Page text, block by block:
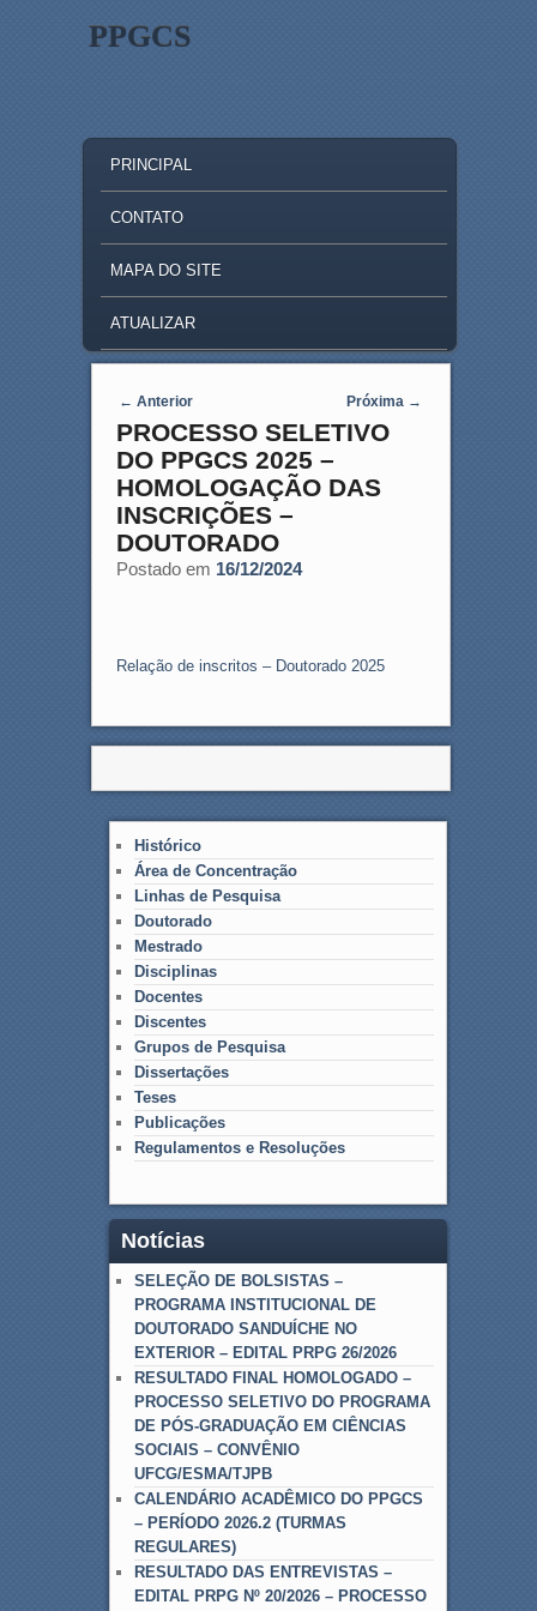
PPGCS
SKIP TO PRIMARY CONTENT
SKIP TO SECONDARY CONTENT
PRINCIPAL
CONTATO
MAPA DO SITE
ATUALIZAR
Post navigation
← Anterior Próxima →
PROCESSO SELETIVO
DO PPGCS 2025 –
HOMOLOGAÇÃO DAS
INSCRIÇÕES –
DOUTORADO
Postado em 16/12/2024
Relação de inscritos – Doutorado 2025
Histórico
Área de Concentração
Linhas de Pesquisa
Doutorado
Mestrado
Disciplinas
Docentes
Discentes
Grupos de Pesquisa
Dissertações
Teses
Publicações
Regulamentos e Resoluções
Notícias
SELEÇÃO DE BOLSISTAS –
PROGRAMA INSTITUCIONAL DE
DOUTORADO SANDUÍCHE NO
EXTERIOR – EDITAL PRPG 26/2026
RESULTADO FINAL HOMOLOGADO –
PROCESSO SELETIVO DO PROGRAMA
DE PÓS-GRADUAÇÃO EM CIÊNCIAS
SOCIAIS – CONVÊNIO
UFCG/ESMA/TJPB
CALENDÁRIO ACADÊMICO DO PPGCS
– PERÍODO 2026.2 (TURMAS
REGULARES)
RESULTADO DAS ENTREVISTAS –
EDITAL PRPG Nº 20/2026 – PROCESSO